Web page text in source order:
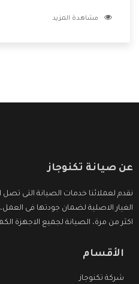
الشركة بها والتى تكون منها خدمة
مشاهدة المزيد
عن صيانة تكنوجاز
نقدم لعملائنا خدمات الصيانة التى
الغيار الاصلية لضمان جودتها فى
اكثر من مرة، الصيانة لجميع الاجهزة
الأقسام
شركة تكنوجاز